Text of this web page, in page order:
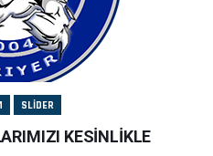
SLIDER
KESİNLİKLE